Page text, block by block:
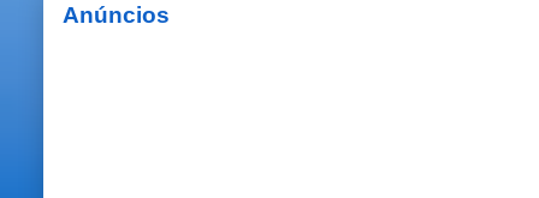
Anúncios